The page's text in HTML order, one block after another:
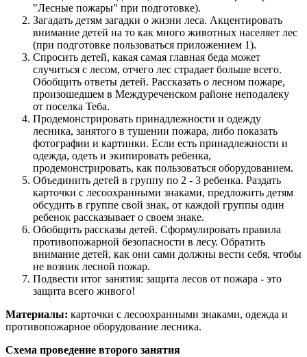
"Лесные пожары" при подготовке).
Загадать детям загадки о жизни леса. Акцентировать
внимание детей на то как много животных населяет лес
(при подготовке пользоваться приложением 1).
Спросить детей, какая самая главная беда может
случиться с лесом, отчего лес страдает больше всего.
Обобщить ответы детей. Рассказать о лесном пожаре,
произошедшем в Междуреченском районе неподалеку
от поселка Теба.
Продемонстрировать принадлежности и одежду
лесника, занятого в тушении пожара, либо показать
фотографии и картинки. Если есть принадлежности и
одежда, одеть и экипировать ребенка,
продемонстрировать, как пользоваться оборудованием.
Объединить детей в группу по 2 - 3 ребенка. Раздать
карточки с лесоохранными знаками, предложить детям
обсудить в группе свой знак, от каждой группы один
ребенок рассказывает о своем знаке.
Обобщить рассказы детей. Сформулировать правила
противопожарной безопасности в лесу. Обратить
внимание детей, как они сами должны вести себя, чтобы
не возник лесной пожар.
Подвести итог занятия: защита лесов от пожара - это
защита всего живого!
Материалы: карточки с лесоохранными знаками, одежда и
противопожарное оборудование лесника.
Схема проведение второго занятия